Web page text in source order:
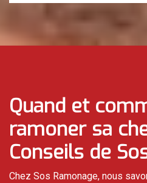
Quand et
ramoner sa
Conseils de
Chez Sos Ramonage, nous